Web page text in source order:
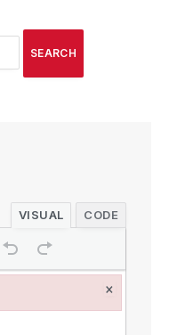
SEARCH
VISUAL CODE
×